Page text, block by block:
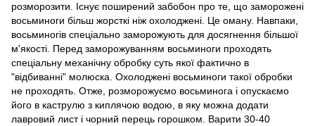
розморозити. Існує поширений забобон про те, що заморожені
восьминоги більш жорсткі ніж охолоджені. Це оману. Навпаки,
восьминогів спеціально заморожують для досягнення більшої
м'якості. Перед заморожуванням восьминоги проходять
спеціальну механічну обробку суть якої фактично в
"відбиванні" молюска. Охолоджені восьминоги такої обробки
не проходять. Отже, розморожуємо восьминога і опускаємо
його в каструлю з киплячою водою, в яку можна додати
лавровий лист і чорний перець горошком. Варити 30-40